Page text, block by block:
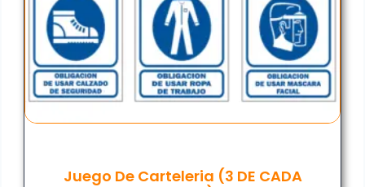
Juego De Carteleria (3 DE CADA